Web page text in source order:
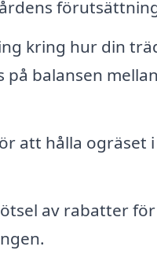
kring hur din
balansen
att hålla ogräset
av rabatter